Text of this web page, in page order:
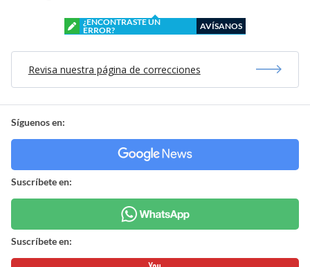
¿ENCONTRASTE UN
ERROR?
AVÍSANOS
Revisa nuestra página de correcciones
Síguenos en:
Suscríbete en:
Suscríbete en: